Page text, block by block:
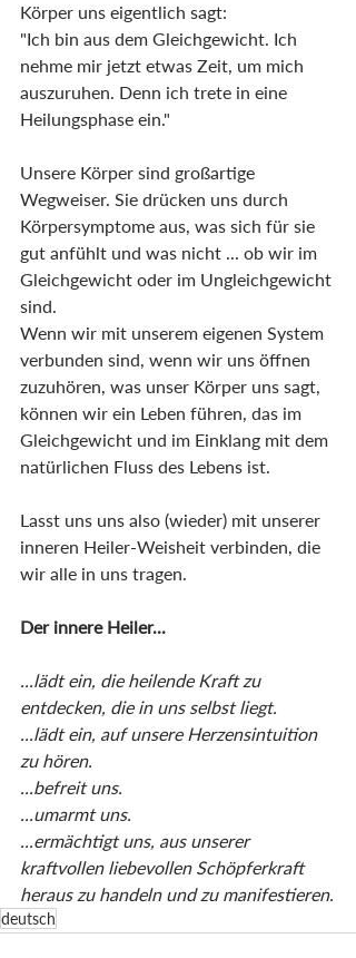
Körper uns eigentlich sagt:
"Ich bin aus dem Gleichgewicht. Ich
nehme mir jetzt etwas Zeit, um mich
auszuruhen. Denn ich trete in eine
Heilungsphase ein."
Unsere Körper sind großartige
Wegweiser. Sie drücken uns durch
Körpersymptome aus, was sich für sie
gut anfühlt und was nicht ... ob wir im
Gleichgewicht oder im Ungleichgewicht
sind.
Wenn wir mit unserem eigenen System
verbunden sind, wenn wir uns öffnen
zuzuhören, was unser Körper uns sagt,
können wir ein Leben führen, das im
Gleichgewicht und im Einklang mit dem
natürlichen Fluss des Lebens ist.
Lasst uns uns also (wieder) mit unserer
inneren Heiler-Weisheit verbinden, die
wir alle in uns tragen.
Der innere Heiler...
...lädt ein, die heilende Kraft zu
entdecken, die in uns selbst liegt.
...lädt ein, auf unsere Herzensintuition
zu hören.
...befreit uns.
...umarmt uns.
...ermächtigt uns, aus unserer
kraftvollen liebevollen Schöpferkraft
heraus zu handeln und zu manifestieren.
deutsch